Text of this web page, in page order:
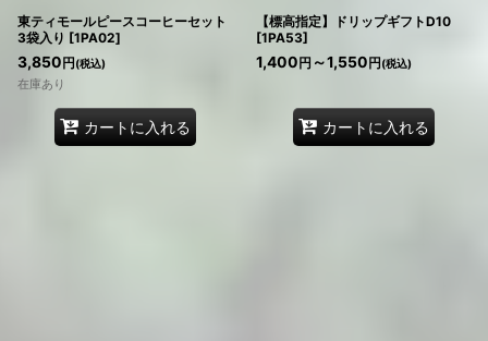
東ティモールピースコーヒーセット
3袋入り [1PA02]
3,850 円 (税込)
在庫あり
カートに入れる
【標高指定】ドリップギフトD10
[1PA53]
1,400 円 ～1,550 円 (税込)
カートに入れる